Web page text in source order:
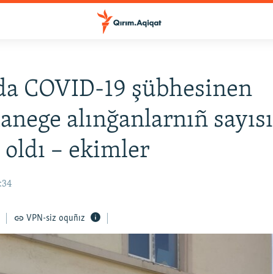
COVID-19 şübhesinen
alınğanlarnıñ sayısı
– ekimler
VPN-siz oquñız